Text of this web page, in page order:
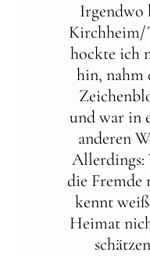
Irgendwo
Kirchheim/
hockte ich
hin, nahm
und war in
anderen
Allerdings:
die Fremde
kennt
Heimat